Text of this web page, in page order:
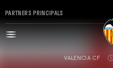
PARTNERS PRINCIPALS
VALENCIA CF